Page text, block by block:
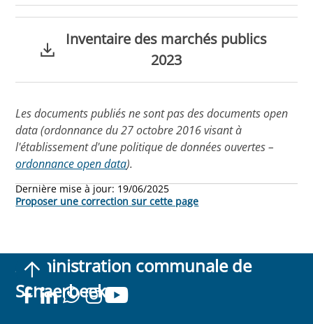
Inventaire des marchés publics
2023
Les documents publiés ne sont pas des documents open
data (ordonnance du 27 octobre 2016 visant à
l'établissement d'une politique de données ouvertes –
ordonnance open data).
Dernière mise à jour: 19/06/2025
Proposer une correction sur cette page
Administration communale de
Schaerbeek